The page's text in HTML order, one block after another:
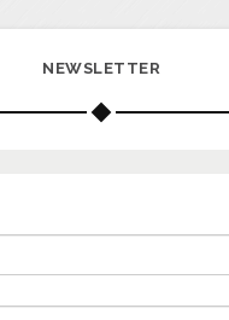
NEWSLETTER